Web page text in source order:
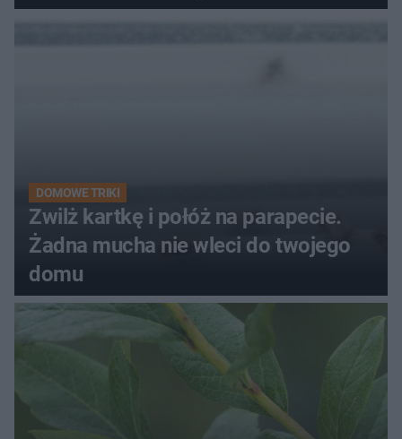
kobiety
DOMOWE TRIKI
Zwilż kartkę i połóż na parapecie.
Żadna mucha nie wleci do twojego
domu